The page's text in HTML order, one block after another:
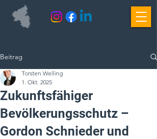
Beitrag
Zukunftsfähiger
Bevölkerungsschutz –
Gordon Schnieder und
Torsten Welling
1. Okt. 2025